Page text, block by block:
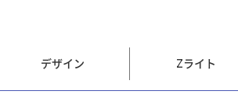
デザイン Zライト